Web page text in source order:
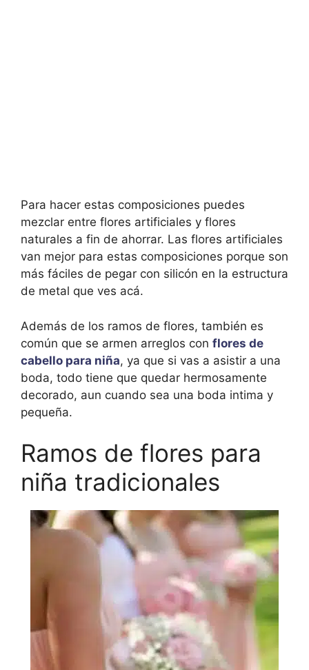
Para hacer estas composiciones puedes
mezclar entre flores artificiales y flores
naturales a fin de ahorrar. Las flores artificiales
van mejor para estas composiciones porque son
más fáciles de pegar con silicón en la estructura
de metal que ves acá.
Además de los ramos de flores, también es
común que se armen arreglos con flores de
cabello para niña, ya que si vas a asistir a una
boda, todo tiene que quedar hermosamente
decorado, aun cuando sea una boda intima y
pequeña.
Ramos de flores para
niña tradicionales